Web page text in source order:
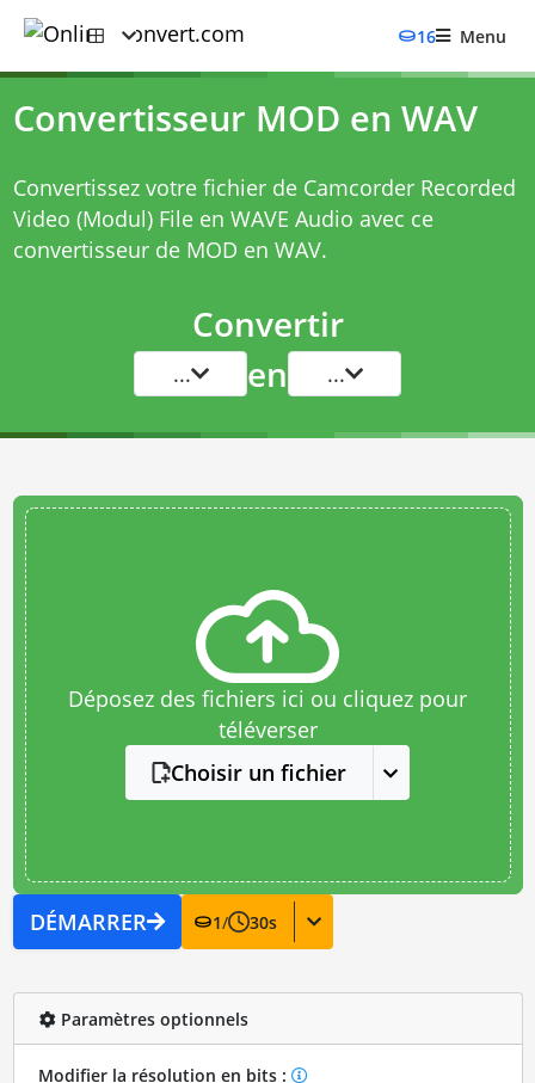
16 Menu
Convertisseur MOD en WAV
Convertissez votre fichier de Camcorder Recorded
Video (Modul) File en WAVE Audio avec ce
convertisseur de MOD en WAV.
Convertir
... en ...
Déposez des fichiers ici ou cliquez pour
téléverser
Choisir un fichier
DÉMARRER 1/ 30s
Paramètres optionnels
Modifier la résolution en bits :